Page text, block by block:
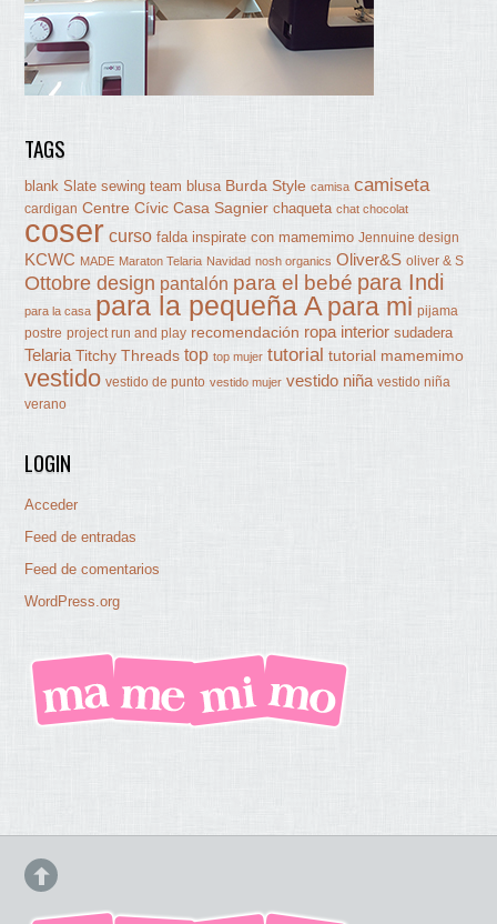
TAGS
blank Slate sewing team blusa Burda Style camisa camiseta
cardigan Centre Cívic Casa Sagnier chaqueta chat chocolat
coser curso falda inspirate con mamemimo Jennuine design
KCWC MADE Maraton Telaria Navidad nosh organics Oliver&S oliver & S
Ottobre design pantalón para el bebé para Indi
para la casa para la pequeña A para mi pijama
postre project run and play recomendación ropa interior sudadera
Telaria Titchy Threads top top mujer tutorial tutorial mamemimo
vestido vestido de punto vestido mujer vestido niña vestido niña
verano
LOGIN
Acceder
Feed de entradas
Feed de comentarios
WordPress.org